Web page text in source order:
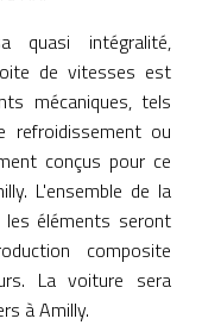
quasi intégralité,
de vitesses est
mécaniques, tels
refroidissement ou
conçus pour ce
L'ensemble de la
éléments seront
composite
La voiture sera
à Amilly.